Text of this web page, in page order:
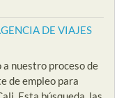
DE VIAJES
a nuestro proceso de
de empleo para